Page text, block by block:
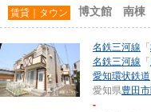
賃貸｜タウン 博文館 南棟
名鉄三河線 「
名鉄三河線 「
愛知環状鉄道
愛知県豊田市
-